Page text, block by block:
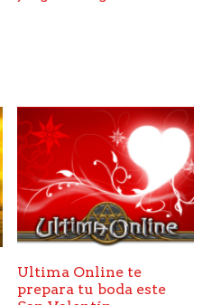
Ultima Online te
prepara tu boda este